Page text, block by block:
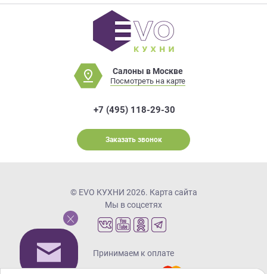
Салоны в Москве
Посмотреть на карте
+7 (495) 118-29-30
Заказать звонок
© EVO КУХНИ 2026. Карта сайта
Мы в соцсетях
Принимаем к оплате